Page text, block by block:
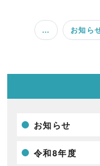
... お知ら
お知らせ
令和8年度